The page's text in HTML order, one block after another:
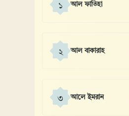
১ আল ফাতিহা
২ আল বাকারাহ
৩ আলে ইমরান